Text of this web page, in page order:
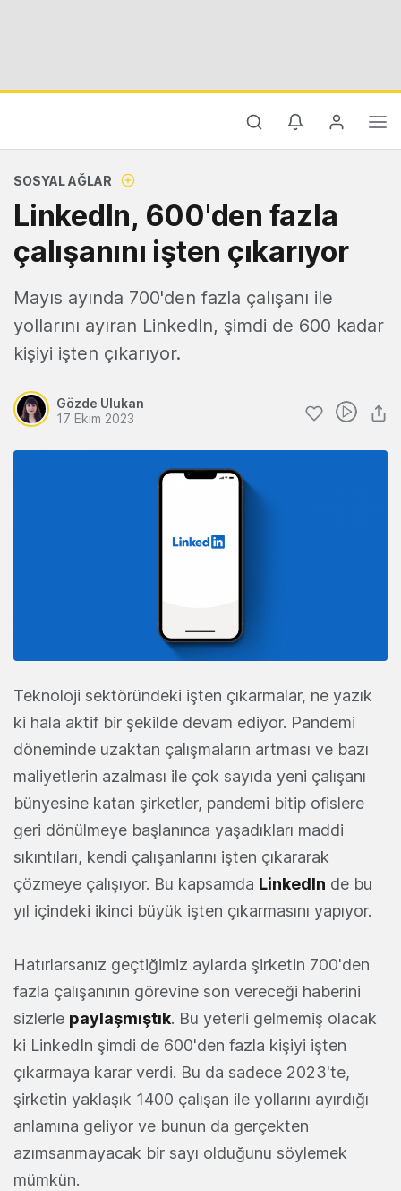
SOSYAL AĞLAR
LinkedIn, 600'den fazla
çalışanını işten çıkarıyor
Mayıs ayında 700'den fazla çalışanı ile
yollarını ayıran LinkedIn, şimdi de 600 kadar
kişiyi işten çıkarıyor.
Gözde Ulukan
17 Ekim 2023
Teknoloji sektöründeki işten çıkarmalar, ne yazık
ki hala aktif bir şekilde devam ediyor. Pandemi
döneminde uzaktan çalışmaların artması ve bazı
maliyetlerin azalması ile çok sayıda yeni çalışanı
bünyesine katan şirketler, pandemi bitip ofislere
geri dönülmeye başlanınca yaşadıkları maddi
sıkıntıları, kendi çalışanlarını işten çıkararak
çözmeye çalışıyor. Bu kapsamda LinkedIn de bu
yıl içindeki ikinci büyük işten çıkarmasını yapıyor.
Hatırlarsanız geçtiğimiz aylarda şirketin 700'den
fazla çalışanının görevine son vereceği haberini
sizlerle paylaşmıştık. Bu yeterli gelmemiş olacak
ki LinkedIn şimdi de 600'den fazla kişiyi işten
çıkarmaya karar verdi. Bu da sadece 2023'te,
şirketin yaklaşık 1400 çalışan ile yollarını ayırdığı
anlamına geliyor ve bunun da gerçekten
azımsanmayacak bir sayı olduğunu söylemek
mümkün.